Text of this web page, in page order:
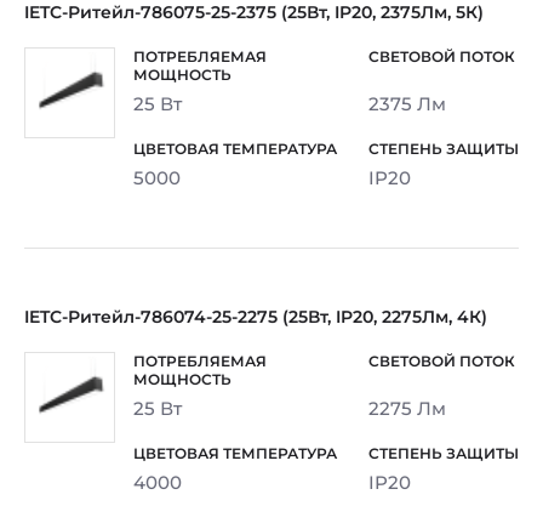
IETC-Ритейл-786075-25-2375 (25Вт, IP20, 2375Лм, 5К)
25 Вт 2375 Лм
5000 IP20
IETC-Ритейл-786074-25-2275 (25Вт, IP20, 2275Лм, 4К)
25 Вт 2275 Лм
4000 IP20